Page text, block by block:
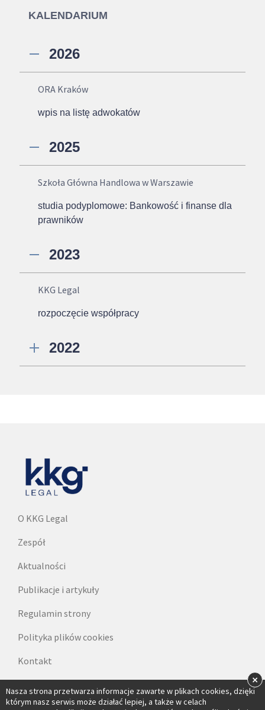
KALENDARIUM
2026
ORA Kraków
wpis na listę adwokatów
2025
Szkoła Główna Handlowa w Warszawie
studia podyplomowe: Bankowość i finanse dla
prawników
2023
KKG Legal
rozpoczęcie współpracy
2022
Nasza strona przetwarza informacje zawarte w plikach cookies, dzięki
którym nasz serwis może działać lepiej, a także w celach
×
O KKG Legal
Zespół
Aktualności
Publikacje i artykuły
Regulamin strony
Polityka plików cookies
Kontakt